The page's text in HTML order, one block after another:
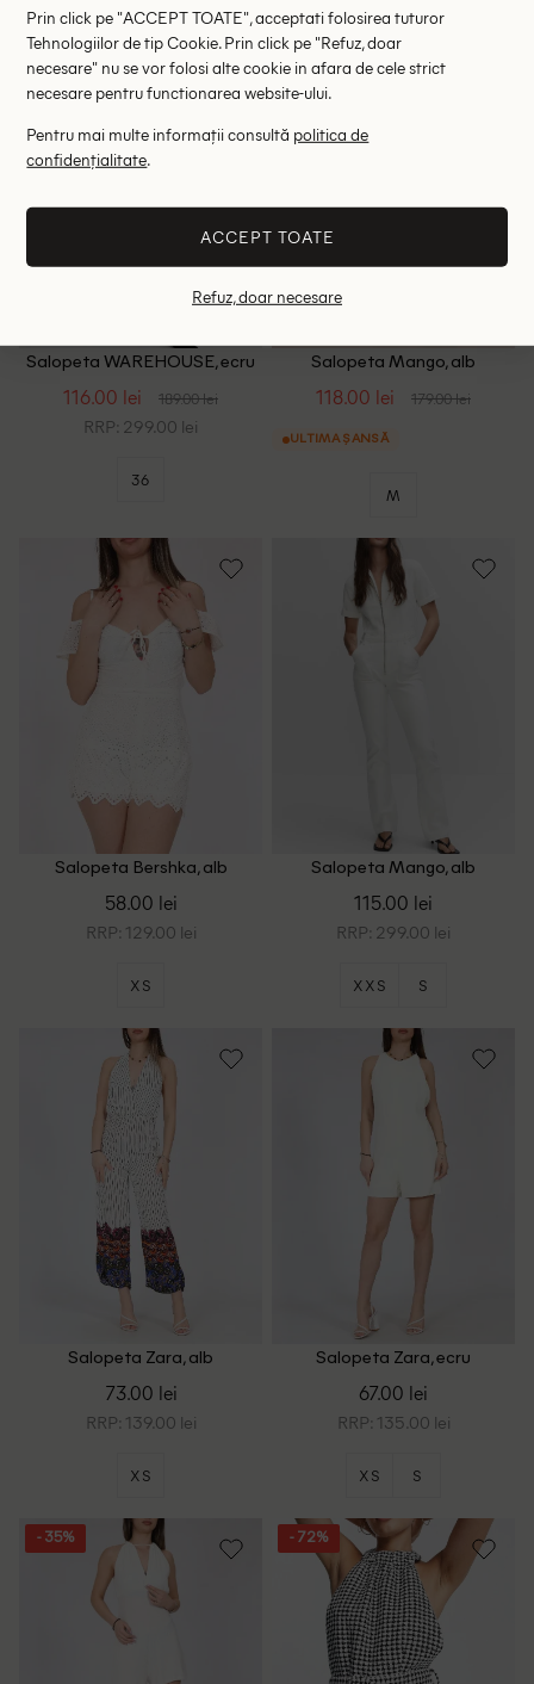
- 39%
Salopeta WAREHOUSE, ecru
116.00 lei 189.00 lei
RRP: 299.00 lei
36
- 34%
Salopeta Mango, alb
118.00 lei 179.00 lei
ULTIMA ȘANSĂ
M
Salopeta Bershka, alb
58.00 lei
RRP: 129.00 lei
XS
Salopeta Mango, alb
115.00 lei
RRP: 299.00 lei
XXS S
Salopeta Zara, alb
73.00 lei
RRP: 139.00 lei
XS
Salopeta Zara, ecru
67.00 lei
RRP: 135.00 lei
XS S
- 35% - 72%
Prin click pe "ACCEPT TOATE", acceptati folosirea tuturor
Tehnologiilor de tip Cookie. Prin click pe "Refuz, doar
necesare" nu se vor folosi alte cookie in afara de cele strict
necesare pentru functionarea website-ului.
Pentru mai multe informații consultă politica de
confidențialitate.
ACCEPT TOATE
Refuz, doar necesare